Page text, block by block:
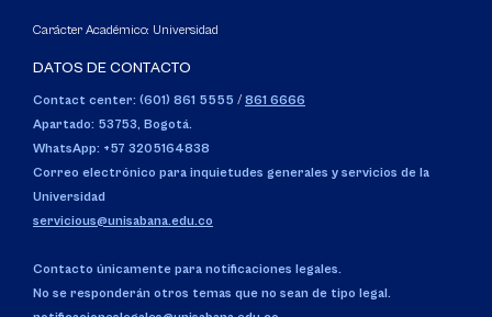
Carácter Académico: Universidad
DATOS DE CONTACTO
Contact center: (601) 861 5555 / 861 6666
Apartado: 53753, Bogotá.
WhatsApp: +57 3205164838
Correo electrónico para inquietudes generales y servicios de la
Universidad
servicious@unisabana.edu.co
Contacto únicamente para notificaciones legales.
No se responderán otros temas que no sean de tipo legal.